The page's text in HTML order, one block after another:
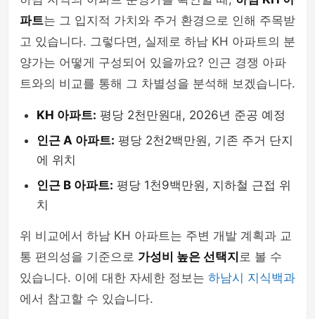
파트는 그 입지적 가치와 주거 환경으로 인해 주목받
고 있습니다. 그렇다면, 실제로 하남 KH 아파트의 분
양가는 어떻게 구성되어 있을까요? 인근 경쟁 아파
트와의 비교를 통해 그 차별성을 분석해 보겠습니다.
KH 아파트: 평당 2천만원대, 2026년 준공 예정
인근 A 아파트: 평당 2천2백만원, 기존 주거 단지
에 위치
인근 B 아파트: 평당 1천9백만원, 지하철 근접 위
치
위 비교에서 하남 KH 아파트는 주변 개발 계획과 교
통 편의성을 기준으로 가성비 높은 선택지 로 볼 수
있습니다. 이에 대한 자세한 정보는 하남시 지식백과
에서 참고할 수 있습니다.